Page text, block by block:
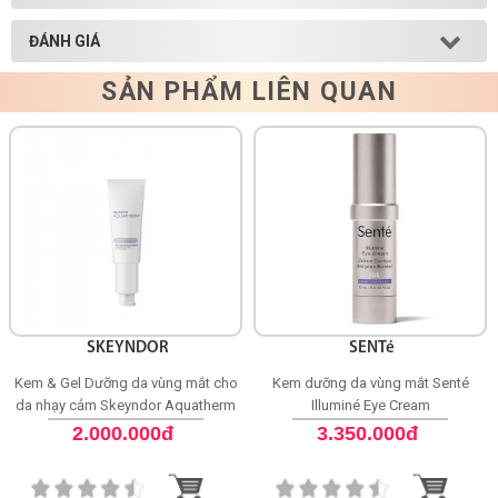
ĐÁNH GIÁ
SẢN PHẨM LIÊN QUAN
SKEYNDOR
Kem & Gel Dưỡng da vùng mắt cho
da nhạy cảm Skeyndor Aquatherm
Eye Contour Gel-in-Cream
2.000.000đ
SENTé
Kem dưỡng da vùng mắt Senté
Illuminé Eye Cream
3.350.000đ